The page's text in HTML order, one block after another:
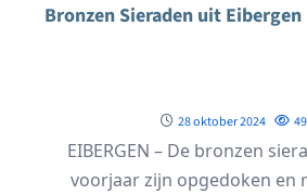
Bronzen Sieraden uit
28 oktober 2024
EIBERGEN – De bronzen
voorjaar zijn opgedoken en